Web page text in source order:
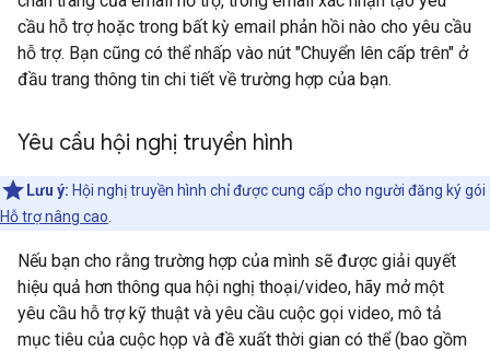
cầu hỗ trợ hoặc trong bất kỳ email phản hồi nào cho yêu cầu
hỗ trợ. Bạn cũng có thể nhấp vào nút "Chuyển lên cấp trên" ở
đầu trang thông tin chi tiết về trường hợp của bạn.
Yêu cầu hội nghị truyền hình
Lưu ý: Hội nghị truyền hình chỉ được cung cấp cho người đăng ký gói
Hỗ trợ nâng cao
Nếu bạn cho rằng trường hợp của mình sẽ được giải quyết
hiệu quả hơn thông qua hội nghị thoại/video, hãy mở một
yêu cầu hỗ trợ kỹ thuật và yêu cầu cuộc gọi video, mô tả
mục tiêu của cuộc họp và đề xuất thời gian có thể (bao gồm